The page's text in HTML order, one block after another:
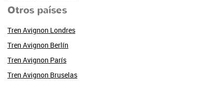
Otros países
Tren Avignon Londres
Tren Avignon Berlín
Tren Avignon París
Tren Avignon Bruselas